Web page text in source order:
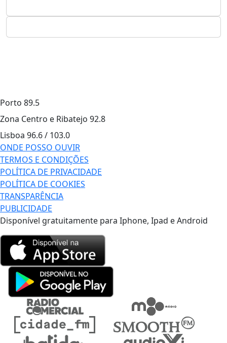
Porto 89.5
Zona Centro e Ribatejo 92.8
Lisboa 96.6 / 103.0
ONDE POSSO OUVIR
TERMOS E CONDIÇÕES
POLÍTICA DE PRIVACIDADE
POLÍTICA DE COOKIES
TRANSPARÊNCIA
PUBLICIDADE
Disponível gratuitamente para Iphone, Ipad e Android